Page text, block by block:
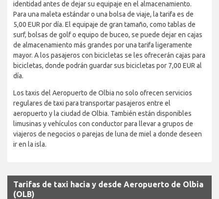
identidad antes de dejar su equipaje en el almacenamiento.
Para una maleta estándar o una bolsa de viaje, la tarifa es de
5,00 EUR por día. El equipaje de gran tamaño, como tablas de
surf, bolsas de golf o equipo de buceo, se puede dejar en cajas
de almacenamiento más grandes por una tarifa ligeramente
mayor. A los pasajeros con bicicletas se les ofrecerán cajas para
bicicletas, donde podrán guardar sus bicicletas por 7,00 EUR al
día.
Los taxis del Aeropuerto de Olbia no solo ofrecen servicios
regulares de taxi para transportar pasajeros entre el
aeropuerto y la ciudad de Olbia. También están disponibles
limusinas y vehículos con conductor para llevar a grupos de
viajeros de negocios o parejas de luna de miel a donde deseen
ir en la isla.
Tarifas de taxi hacia y desde Aeropuerto de Olbia
(OLB)